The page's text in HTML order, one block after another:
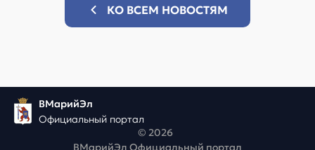
КО ВСЕМ НОВОСТЯМ
ВМарийЭл
Официальный портал
© 2026
ВМарийЭл Официальный портал